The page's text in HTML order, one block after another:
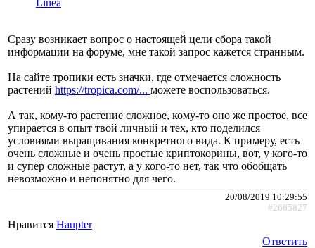
Сразу возникает вопрос о настоящей цели сбора такой
информации на форуме, мне такой запрос кажется странным.
На сайте тропики есть значки, где отмечается сложность
растений https://tropica.com/... можете воспользоваться.
А так, кому-то растение сложное, кому-то оно же простое, все
упирается в опыт твой личный и тех, кто поделился
условиями выращивания конкретного вида. К примеру, есть
очень сложные и очень простые криптокорины, вот, у кого-то
и супер сложные растут, а у кого-то нет, так что обобщать
невозможно и непонятно для чего.
20/08/2019 10:29:55
#2665827
Нравится Haupter
Ответить